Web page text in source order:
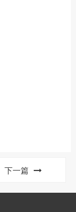
下一篇